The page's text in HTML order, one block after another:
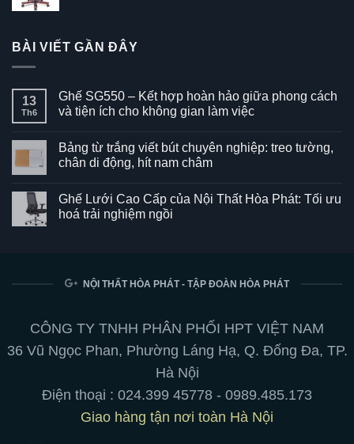
BÀI VIẾT GẦN ĐÂY
13
Th6
Ghế SG550 – Kết hợp hoàn hảo giữa phong cách
và tiện ích cho không gian làm việc
bình
luận
ở
–
Kết
hợp
và
không
gian
việc
Bảng từ trắng viết bút chuyên nghiệp: treo tường,
chân di động, hít nam châm
bình
luận
ở
chuyên
chân
di
hít
Ghế Lưới Cao Cấp của Nội Thất Hòa Phát: Tối ưu
hoá trải nghiệm ngồi
Ghế
của
Nội
Hòa
hoá
trải
nghiệm
NỘI THẤT HÒA PHÁT - TẬP ĐOÀN HÒA PHÁT
CÔNG TY TNHH PHÂN PHỐI HPT VIỆT NAM
36 Vũ Ngọc Phan, Phường Láng Hạ, Q. Đống Đa, TP.
Hà Nội
Điện thoại : 024.399 45778 - 0989.485.173
Giao hàng tận nơi toàn Hà Nội